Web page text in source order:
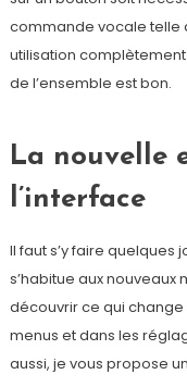
commande vocale telle
utilisation complètement
de l’ensemble est bon.
La nouvelle
l’interface
Il faut s’y faire quelques
s’habitue aux nouveaux
découvrir ce qui
menus et dans les
aussi, je vous propose